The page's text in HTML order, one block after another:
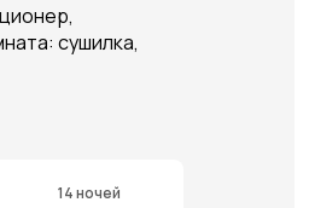
сушилка,
14 ночей